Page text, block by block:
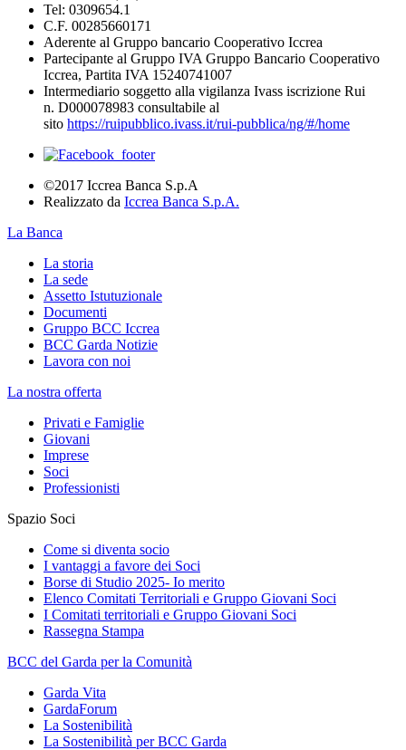
Tel: 0309654.1
C.F. 00285660171
Aderente al Gruppo bancario Cooperativo Iccrea
Partecipante al Gruppo IVA Gruppo Bancario Cooperativo
Iccrea, Partita IVA 15240741007
Intermediario soggetto alla vigilanza Ivass iscrizione Rui
n. D000078983 consultabile al
sito https://ruipubblico.ivass.it/rui-pubblica/ng/#/home
©2017 Iccrea Banca S.p.A
Realizzato da Iccrea Banca S.p.A.
La Banca
La storia
La sede
Assetto Istutuzionale
Documenti
Gruppo BCC Iccrea
BCC Garda Notizie
Lavora con noi
La nostra offerta
Privati e Famiglie
Giovani
Imprese
Soci
Professionisti
Spazio Soci
Come si diventa socio
I vantaggi a favore dei Soci
Borse di Studio 2025- Io merito
Elenco Comitati Territoriali e Gruppo Giovani Soci
I Comitati territoriali e Gruppo Giovani Soci
Rassegna Stampa
BCC del Garda per la Comunità
Garda Vita
GardaForum
La Sostenibilità
La Sostenibilità per BCC Garda